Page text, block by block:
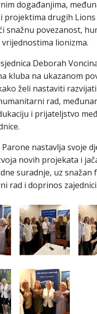
događanjima,
projektima drugih
snažnu povezanost,
lionizma.
Deborah
kluba na ukazanom
želi nastaviti
rad,
i prijateljstvo
nastavlja svoje
novih projekata i
suradnje, uz snažan
rad i doprinos zajednici.